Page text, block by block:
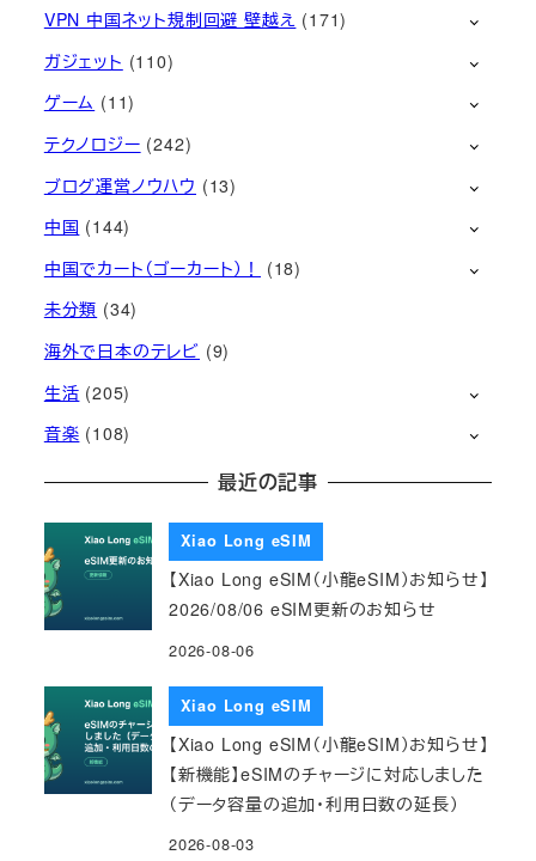
VPN 中国ネット規制回避 壁越え (171)
ガジェット (110)
ゲーム (11)
テクノロジー (242)
ブログ運営ノウハウ (13)
中国 (144)
中国でカート（ゴーカート）！
(18)
未分類 (34)
海外で日本のテレビ (9)
生活 (205)
音楽 (108)
最近の記事
Xiao Long eSIM
【Xiao Long eSIM（小龍eSIM）お知らせ】
2026/08/06 eSIM更新のお知らせ
2026-08-06
Xiao Long eSIM
【Xiao Long eSIM（小龍eSIM）お知らせ】
【新機能】eSIMのチャージに対応しました
（データ容量の追加・利用日数の延長）
2026-08-03